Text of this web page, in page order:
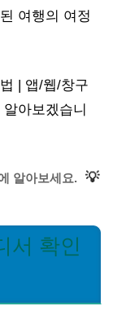
여행의 여정
| 앱/웹/창구
아보겠습니
알아보세요. 💡
서 확인